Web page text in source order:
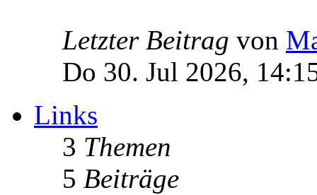
Letzter Beitrag von
Do 30. Jul 2026,
Links
3 Themen
5 Beiträge